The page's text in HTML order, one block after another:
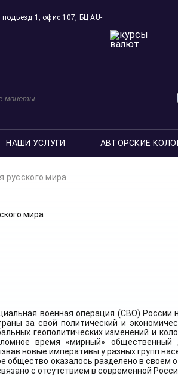
1, офис 107, БЦ AU-
НАШИ УСЛУГИ АВТОРСКИЕ
русского мира
военная операция (СВО) России
за свой политический и
геополитических изменений и
время «мирный»
новые императивы у разных групп
общество оказалось разделено в своем
с отсутствием в современной